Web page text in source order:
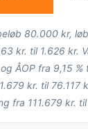
80.000 kr,
kr. til 1.626 kr.
ÅOP fra 9,15 %
kr. til 76.117
fra 111.679 kr. til